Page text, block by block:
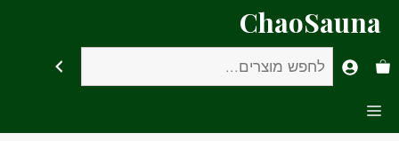
לתוכןChaoSauna
Menu
חיפוש